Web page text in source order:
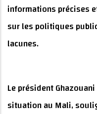
informations précises
sur les politiques
lacunes.
Le président
situation au Mali,